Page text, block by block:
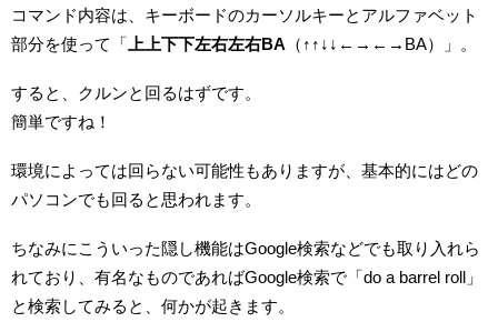
コマンド内容は、キーボードのカーソルキーとアルファベット
部分を使って「 上上下下左右左右BA （↑↑↓↓←→←→BA）」。
すると、クルンと回るはずです。
簡単ですね！
環境によっては回らない可能性もありますが、基本的にはどの
パソコンでも回ると思われます。
ちなみにこういった隠し機能はGoogle検索などでも取り入れら
れており、有名なものであればGoogle検索で「do a barrel roll」
と検索してみると、何かが起きます。